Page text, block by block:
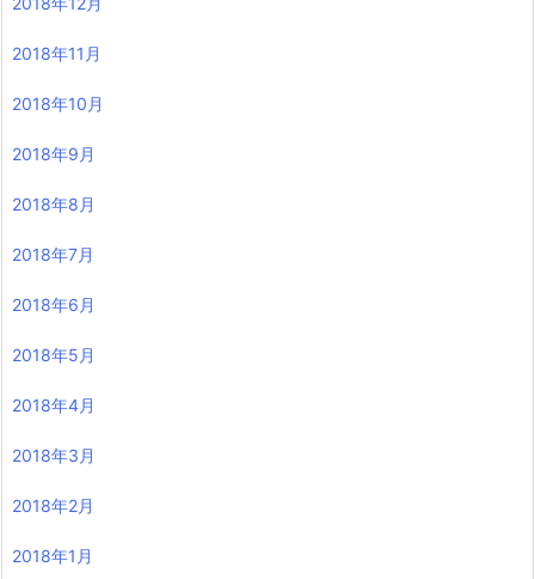
2018年11月
2018年10月
2018年9月
2018年8月
2018年7月
2018年6月
2018年5月
2018年4月
2018年3月
2018年2月
2018年1月